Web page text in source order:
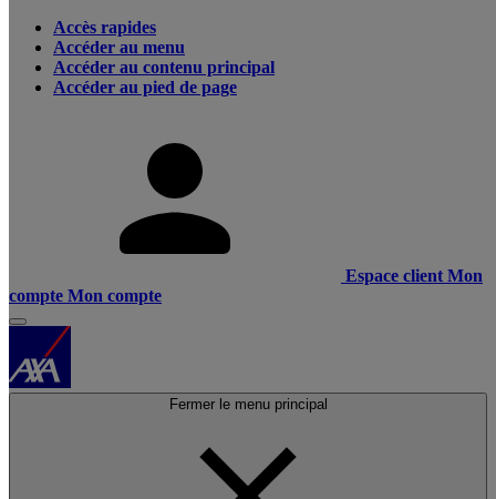
Accès rapides
Accéder au menu
Accéder au contenu principal
Accéder au pied de page
Espace client Mon
compte Mon compte
Fermer le menu principal